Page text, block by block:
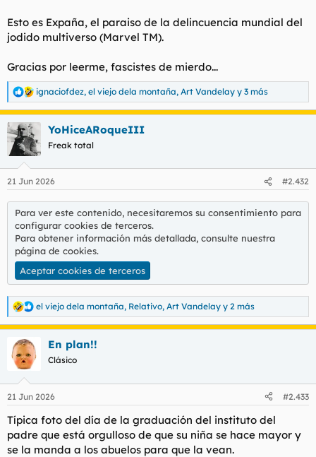
Esto es Expaña, el paraiso de la delincuencia mundial del
jodido multiverso (Marvel TM).
Gracias por leerme, fascistes de mierdo...
R
e
a
c
c
e
ignaciofdez, el viejo dela montaña, Art Vandelay y 3 más
YoHiceARoqueIII
Freak total
21 Jun 2026 #2.432
Para ver este contenido, necesitaremos su consentimiento para
configurar cookies de terceros.
Para obtener información más detallada, consulte nuestra
página de cookies.
Aceptar cookies de terceros
R
e
a
c
c
e
el viejo dela montaña, Relativo, Art Vandelay y 2 más
En plan!!
Clásico
21 Jun 2026 #2.433
Típica foto del día de la graduación del instituto del
padre que está orgulloso de que su niña se hace mayor y
se la manda a los abuelos para que la vean.